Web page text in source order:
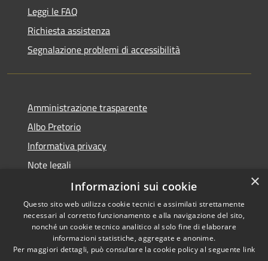
Leggi le FAQ
Richiesta assistenza
Segnalazione problemi di accessibilità
Amministrazione trasparente
Albo Pretorio
Informativa privacy
Note legali
Dichiarazione di accessibilità
RSS
Copyright © 2026 • Comune di
Colturano • Powered by
×
Informazioni sui cookie
Questo sito web utilizza cookie tecnici e assimilati strettamente
necessari al corretto funzionamento e alla navigazione del sito,
nonché un cookie tecnico analitico al solo fine di elaborare
informazioni statistiche, aggregate e anonime.
Per maggiori dettagli, può consultare la cookie policy al seguente link